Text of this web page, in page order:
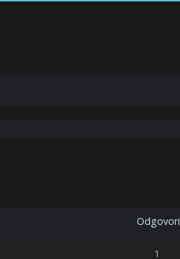
Odgovori
1